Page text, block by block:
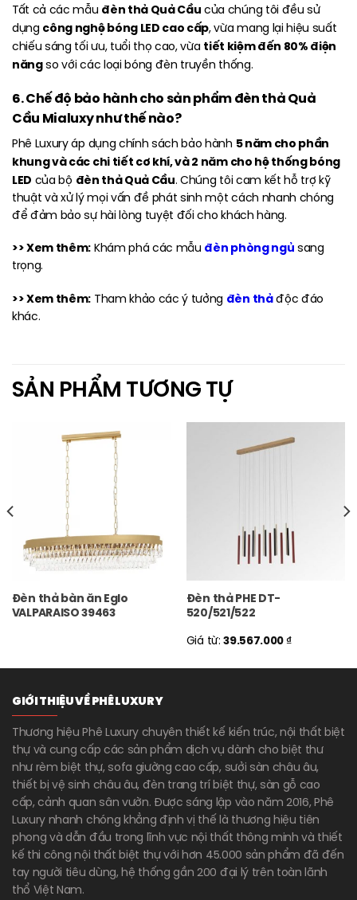
Tất cả các mẫu đèn thả Quả Cầucủa chúng tôi đều sử
dụng công nghệ bóng LED cao cấp, vừa mang lại hiệu suất
chiếu sáng tối ưu, tuổi thọ cao, vừa tiết kiệm đến 80% điện
năngso với các loại bóng đèn truyền thống.
6. Chế độ bảo hành cho sản phẩm đèn thả Quả
Cầu Mialuxy như thế nào?
Phê Luxury áp dụng chính sách bảo hành 5 năm cho phần
khung và các chi tiết cơ khí, và 2 năm cho hệ thống bóng
LED của bộ đèn thả Quả Cầu. Chúng tôi cam kết hỗ trợ kỹ
thuật và xử lý mọi vấn đề phát sinh một cách nhanh chóng
để đảm bảo sự hài lòng tuyệt đối cho khách hàng.
>> Xem thêm:Khám phá các mẫu đèn phòng ngủsang
trọng.
>> Xem thêm: Tham khảo các ý tưởng đèn thảđộc đáo
khác.
SẢN PHẨM TƯƠNG TỰ
Đèn thả bàn ăn Eglo
VALPARAISO 39463
Đèn thả PHE DT-
520/521/522
Giá từ:39.567.000₫
GIỚI THIỆU VỀ PHÊ LUXURY
Thương hiệu Phê Luxury chuyên thiết kế kiến trúc, nội thất biệt
thự và cung cấp các sản phẩm dịch vụ dành cho biệt thư
như rèm biệt thự, sofa giường cao cấp, sưởi sàn châu âu,
thiết bị vệ sinh châu âu, đèn trang trí biệt thự, sàn gỗ cao
cấp, cảnh quan sân vườn. Được sáng lập vào năm 2016, Phê
Luxury nhanh chóng khẳng định vị thế là thương hiệu tiên
phong và dẫn đầu trong lĩnh vực nội thất thông minh và thiết
kế thi công nội thất biệt thự với hơn 45.000 sản phẩm đã đến
tay người tiêu dùng, hệ thống gần 200 đại lý trên toàn lãnh
thổ Việt Nam.